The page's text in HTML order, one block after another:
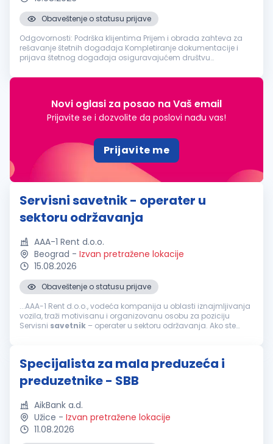
Obaveštenje o statusu prijave
Odgovornosti: Podrška klijentima Prijem i obrada zahteva za
rešavanje štetnih događaja Kompletiranje dokumentacije i
prijava štetnog događaja osiguravajućem društvu
popravke vozila Likvidacija št...
Novi oglasi za posao na Vaš email
Prijavite se i dozvolite da poslovi nađu vas!
Prijavite me
Servisni savetnik - operater u
sektoru održavanja
AAA-1 Rent d.o.o.
Beograd - Izvan pretražene lokacije
15.08.2026
Obaveštenje o statusu prijave
...AAA-1 Rent d.o.o., vodeća kompanija u oblasti iznajmljivanja
vozila, traži motivisanu i organizovanu osobu za poziciju
Servisni savetnik – operater u sektoru održavanja. Ako ste
Specijalista za mala preduzeća i
preduzetnike - SBB
AikBank a.d.
Užice - Izvan pretražene lokacije
11.08.2026